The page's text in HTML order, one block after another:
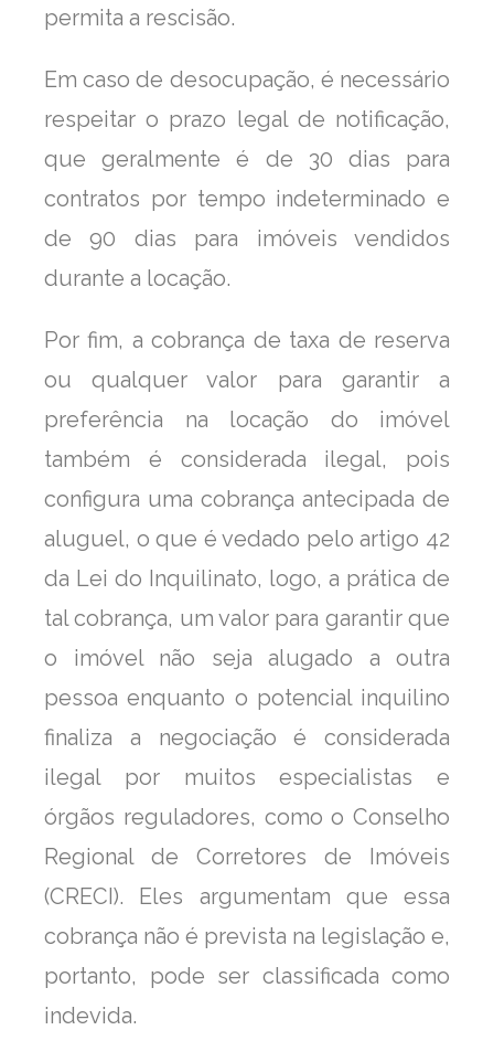
permita a rescisão.
Em caso de desocupação, é necessário
respeitar o prazo legal de notificação,
que geralmente é de 30 dias para
contratos por tempo indeterminado e
de 90 dias para imóveis vendidos
durante a locação.
Por fim, a cobrança de taxa de reserva
ou qualquer valor para garantir a
preferência na locação do imóvel
também é considerada ilegal, pois
configura uma cobrança antecipada de
aluguel, o que é vedado pelo artigo 42
da Lei do Inquilinato, logo, a prática de
tal cobrança, um valor para garantir que
o imóvel não seja alugado a outra
pessoa enquanto o potencial inquilino
finaliza a negociação é considerada
ilegal por muitos especialistas e
órgãos reguladores, como o Conselho
Regional de Corretores de Imóveis
(CRECI). Eles argumentam que essa
cobrança não é prevista na legislação e,
portanto, pode ser classificada como
indevida.